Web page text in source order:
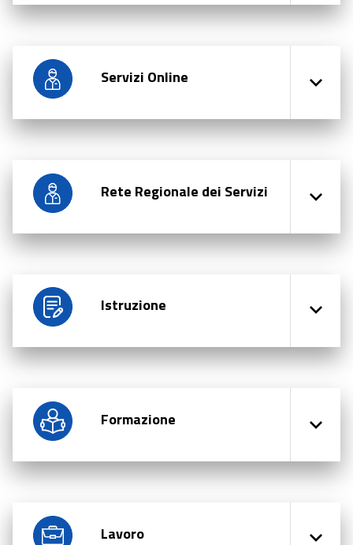
Servizi Online
Rete Regionale dei Servizi
Istruzione
Formazione
Lavoro